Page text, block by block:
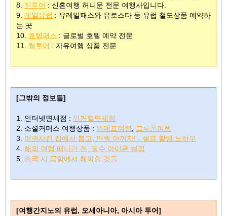
8. 진투어 : 신혼여행 허니문 전문 여행사입니다.
9. 레일유럽 : 유레일패스와 유로스타 등 유럽 철도상품 예약하
는 곳
10. 호텔패스 : 글로벌 호텔 예약 전문
11. 웹투어 : 자유여행 상품 전문
[그밖의 정보들]
1. 인터넷면세점 : 워커힐면세점
2. 소셜커머스 여행상품 : 위메프여행, 그루폰여행
3. 여권사진 집에서 뽑고, 만원 아끼자! - 셀프 촬영 노하우
4. 해외 여행 떠나기 전, 필수 아이폰 설정
5. 출국 시 공항에서 해야할 것들
[여행간지노의 유럽, 오세아니아, 아시아 투어]